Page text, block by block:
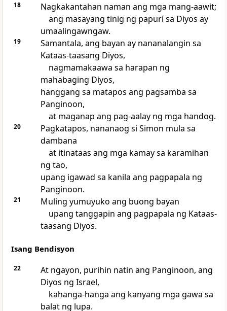
18
Nagkakantahan naman ang mga mang-aawit;
ang masayang tinig ng papuri sa Diyos ay
umaalingawngaw.
19
Samantala, ang bayan ay nananalangin sa
Kataas-taasang Diyos,
nagmamakaawa sa harapan ng
mahabaging Diyos,
hanggang sa matapos ang pagsamba sa
Panginoon,
at maganap ang pag-aalay ng mga handog.
20 Pagkatapos, nananaog si Simon mula sa
dambana
at itinataas ang mga kamay sa karamihan
ng tao,
upang igawad sa kanila ang pagpapala ng
Panginoon.
21
Muling yumuyuko ang buong bayan
upang tanggapin ang pagpapala ng Kataas-
taasang Diyos.
Isang Bendisyon
22
At ngayon, purihin natin ang Panginoon, ang
Diyos ng Israel,
kahanga-hanga ang kanyang mga gawa sa
balat ng lupa.